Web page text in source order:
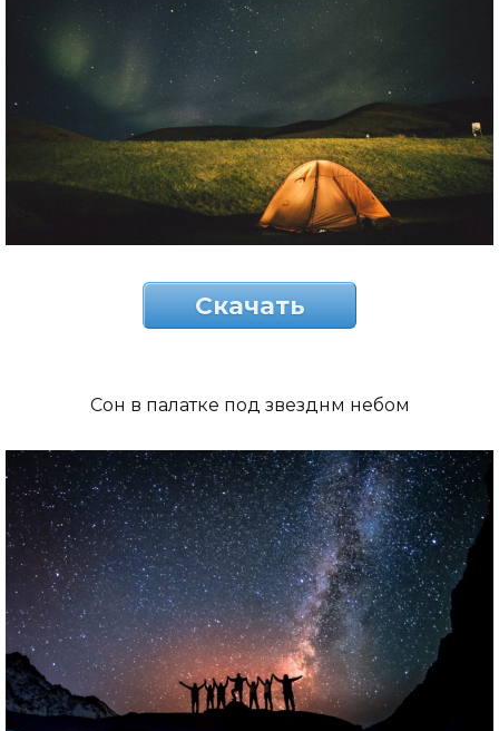
Скачать
Сон в палатке под звезднм небом